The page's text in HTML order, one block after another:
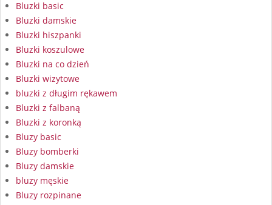
Bluzki basic
Bluzki damskie
Bluzki hiszpanki
Bluzki koszulowe
Bluzki na co dzień
Bluzki wizytowe
bluzki z długim rękawem
Bluzki z falbaną
Bluzki z koronką
Bluzy basic
Bluzy bomberki
Bluzy damskie
bluzy męskie
Bluzy rozpinane